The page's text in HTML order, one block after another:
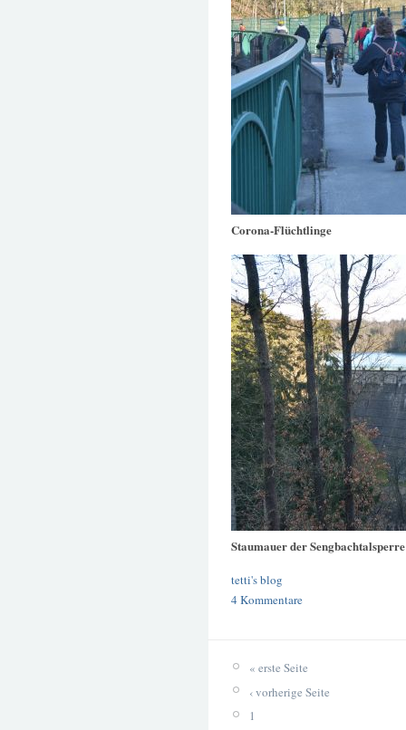
Corona-Flüchtlinge
Staumauer der Sengbachtalsperre
tetti's blog
4 Kommentare
« erste Seite
‹ vorherige Seite
1